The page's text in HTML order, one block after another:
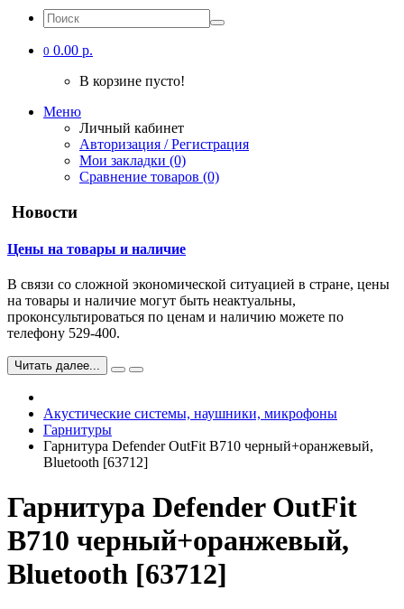
0 0.00 р.
В корзине пусто!
Меню
Личный кабинет
Авторизация / Регистрация
Мои закладки (0)
Сравнение товаров (0)
Новости
Цены на товары и наличие
В связи со сложной экономической ситуацией в стране, цены
на товары и наличие могут быть неактуальны,
проконсультироваться по ценам и наличию можете по
телефону 529-400.
Читать далее...
Акустические системы, наушники, микрофоны
Гарнитуры
Гарнитура Defender OutFit B710 черный+оранжевый,
Bluetooth [63712]
Гарнитура Defender OutFit
B710 черный+оранжевый,
Bluetooth [63712]